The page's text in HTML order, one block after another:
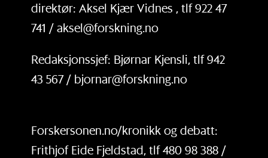
direktør: Aksel Kjær Vidnes , tlf 922 47
741 / aksel@forskning.no
Redaksjonssjef: Bjørnar Kjensli, tlf 942
43 567 / bjornar@forskning.no
Forskersonen.no/kronikk og debatt:
Frithjof Eide Fjeldstad, tlf 480 98 388 /